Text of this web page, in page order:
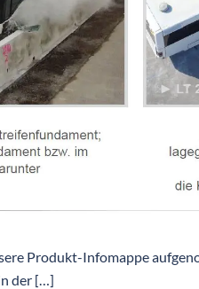
Produkt-Infomappe
der […]